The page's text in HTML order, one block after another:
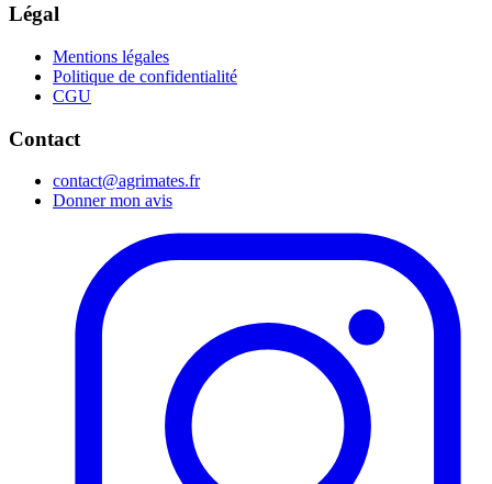
Légal
Mentions légales
Politique de confidentialité
CGU
Contact
contact@agrimates.fr
Donner mon avis